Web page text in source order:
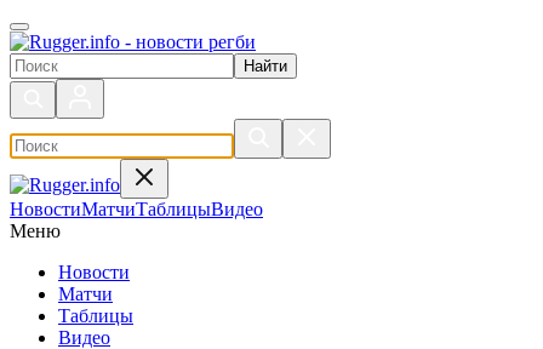
Поиск по сайту
НовостиМатчиТаблицыВидео
Меню
Новости
Матчи
Таблицы
Видео